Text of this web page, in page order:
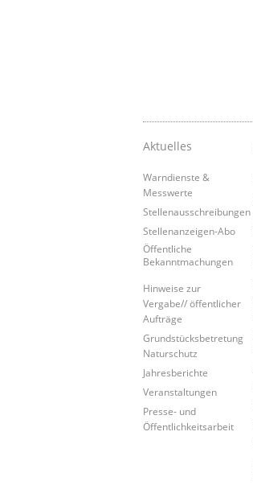
Aktuelles
Warndienste &
Messwerte
Stellenausschreibungen
Stellenanzeigen-Abo
Öffentliche
Bekanntmachungen
Hinweise zur
Vergabe// öffentlicher
Aufträge
Grundstücksbetretung
Naturschutz
Jahresberichte
Veranstaltungen
Presse- und
Öffentlichkeitsarbeit